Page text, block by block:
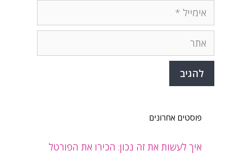
אימייל
אתר
פוסטים אחרונים
איך לעשות את זה נכון: הכירו את הפורטל